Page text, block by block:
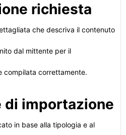
richiesta
che descriva il contenuto
dal mittente per il
compilata correttamente.
di importazione
in base alla tipologia e al